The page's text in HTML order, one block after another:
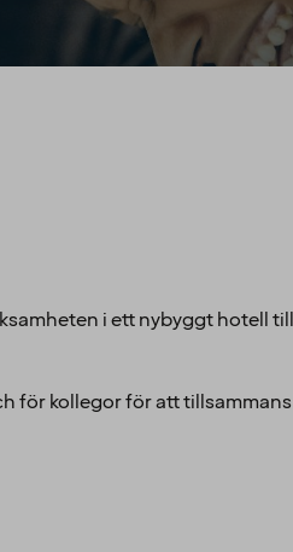
i ett nybyggt hotell
för kollegor för att